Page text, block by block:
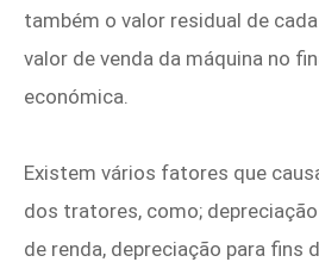
também o valor residual de
valor de venda da máquina no
económica.
Existem vários fatores que
dos tratores, como;
de renda, depreciação para fins